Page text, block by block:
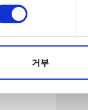
거부